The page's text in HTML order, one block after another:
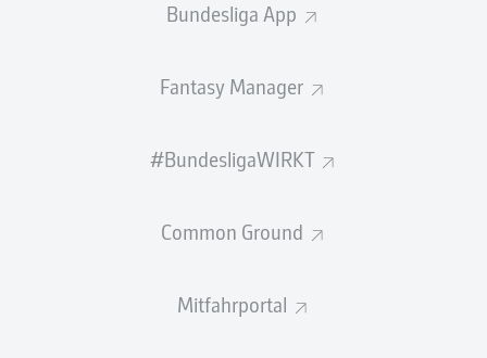
Bundesliga App
Fantasy Manager
#BundesligaWIRKT
Common Ground
Mitfahrportal
532 433